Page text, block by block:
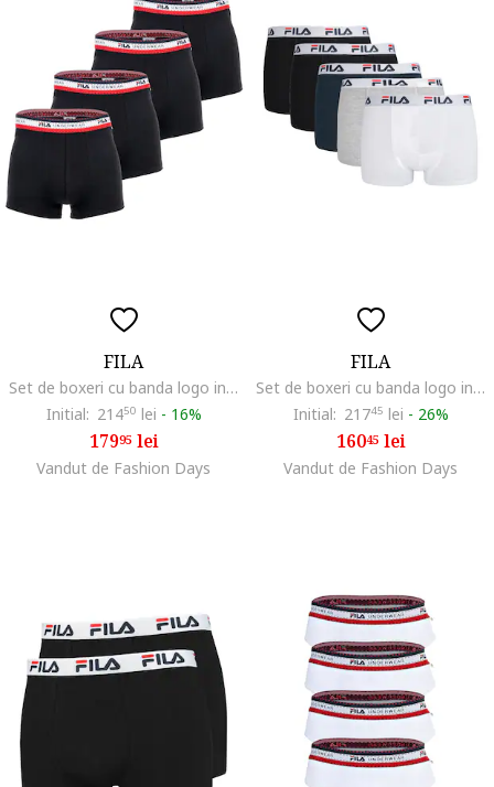
FILA
Set de boxeri cu banda logo in talie - 4 perechi, Negru
Initial: 21450 lei - 16%
17995lei
Vandut de Fashion Days
FILA
Set de boxeri cu banda logo in talie - 5 perechi, Multicolor
Initial: 21745 lei - 26%
16045lei
Vandut de Fashion Days